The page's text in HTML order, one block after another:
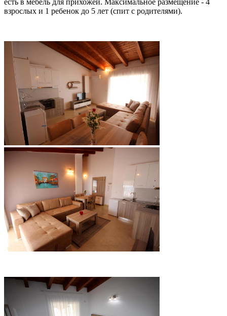
есть в мебель для прихожей. Максимальное размещение - 4
взрослых и 1 ребенок до 5 лет (спит с родителями).